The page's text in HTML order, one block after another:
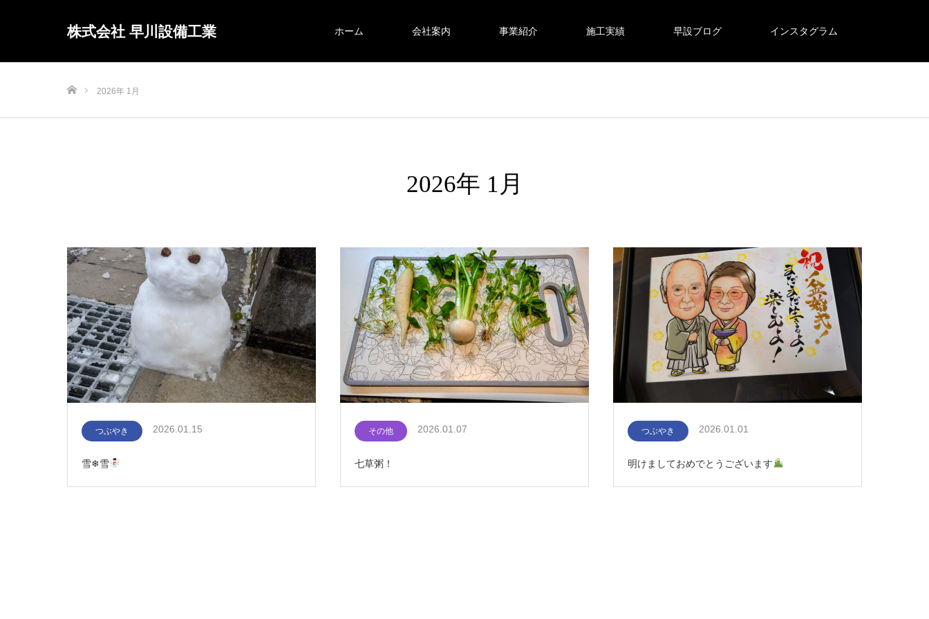
株式会社 早川設備工業 ホーム 会社案内 事業紹介 施工実績 早設ブログ インスタグラム
2026年 1月
2026年 1月
つぶやき 2026.01.15
雪❄雪
その他 2026.01.07
七草粥！
つぶやき 2026.01.01
明けましておめでとうございます